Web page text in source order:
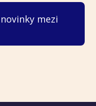
mezi